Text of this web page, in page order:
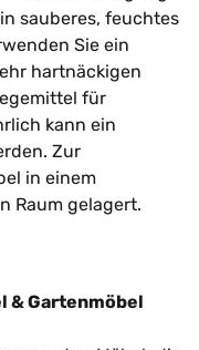
sauberes, feuchtes
Sie ein
hartnäckigen
für
kann ein
Zur
in einem
Raum gelagert.
& Gartenmöbel